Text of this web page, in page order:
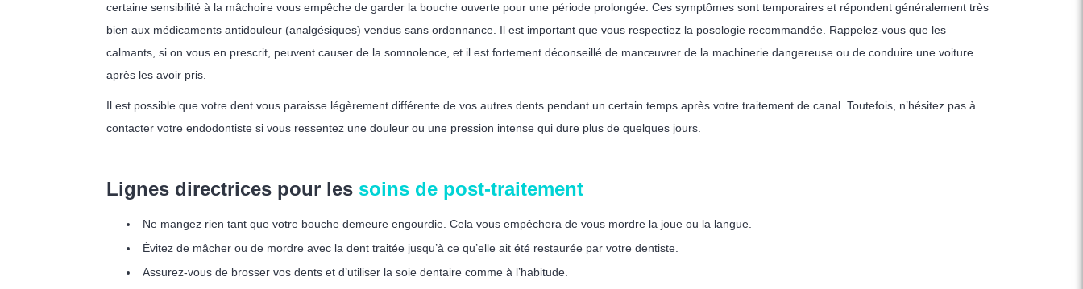
certaine sensibilité à la mâchoire vous empêche de garder la bouche ouverte pour une période prolongée. Ces symptômes sont temporaires et répondent généralement très
bien aux médicaments antidouleur (analgésiques) vendus sans ordonnance. Il est important que vous respectiez la posologie recommandée. Rappelez-vous que les
calmants, si on vous en prescrit, peuvent causer de la somnolence, et il est fortement déconseillé de manœuvrer de la machinerie dangereuse ou de conduire une voiture
après les avoir pris.
Il est possible que votre dent vous paraisse légèrement différente de vos autres dents pendant un certain temps après votre traitement de canal. Toutefois, n’hésitez pas à
contacter votre endodontiste si vous ressentez une douleur ou une pression intense qui dure plus de quelques jours.
Lignes directrices pour les soins de post-traitement
Ne mangez rien tant que votre bouche demeure engourdie. Cela vous empêchera de vous mordre la joue ou la langue.
Évitez de mâcher ou de mordre avec la dent traitée jusqu’à ce qu’elle ait été restaurée par votre dentiste.
Assurez-vous de brosser vos dents et d’utiliser la soie dentaire comme à l’habitude.